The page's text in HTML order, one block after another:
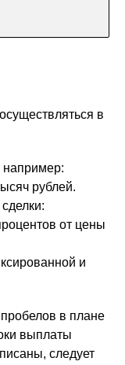
в
например:
рублей.
от цены
и
в плане
выплаты
следует